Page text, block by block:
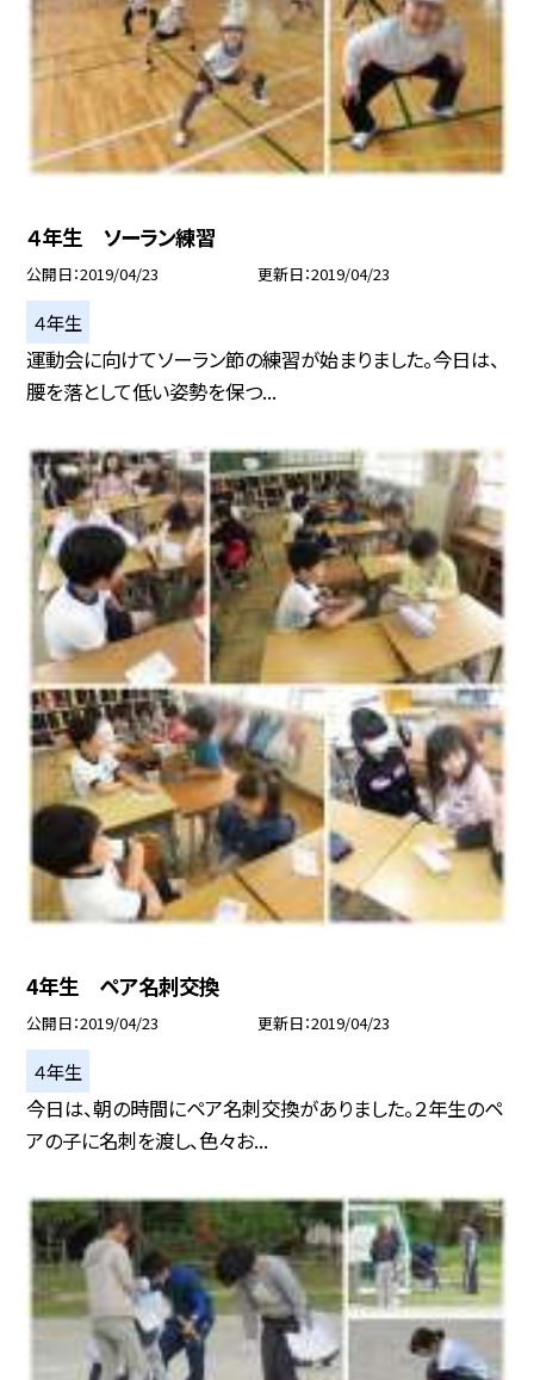
４年生 ソーラン練習
公開日 2019/04/23 更新日 2019/04/23
４年生
運動会に向けてソーラン節の練習が始まりました。今日は、
腰を落として低い姿勢を保つ...
4年生 ペア名刺交換
公開日 2019/04/23 更新日 2019/04/23
４年生
今日は、朝の時間にペア名刺交換がありました。２年生のペ
アの子に名刺を渡し、色々お...